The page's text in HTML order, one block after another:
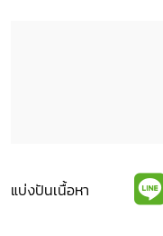
แบ่งปันเนื้อหา